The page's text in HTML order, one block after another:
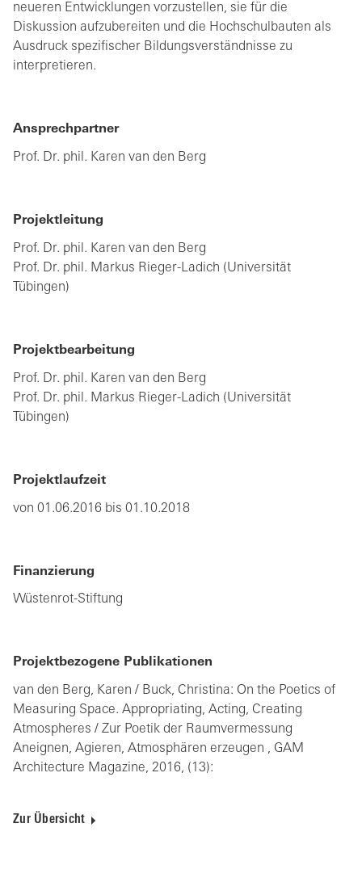
neueren Entwicklungen vorzustellen, sie für die
Diskussion aufzubereiten und die Hochschulbauten als
Ausdruck spezifischer Bildungsverständnisse zu
interpretieren.
Ansprechpartner
Prof. Dr. phil. Karen van den Berg
Projektleitung
Prof. Dr. phil. Karen van den Berg
Prof. Dr. phil. Markus Rieger-Ladich (Universität
Tübingen)
Projektbearbeitung
Prof. Dr. phil. Karen van den Berg
Prof. Dr. phil. Markus Rieger-Ladich (Universität
Tübingen)
Projektlaufzeit
von 01.06.2016 bis 01.10.2018
Finanzierung
Wüstenrot-Stiftung
Projektbezogene Publikationen
van den Berg, Karen / Buck, Christina: On the Poetics of
Measuring Space. Appropriating, Acting, Creating
Atmospheres / Zur Poetik der Raumvermessung
Aneignen, Agieren, Atmosphären erzeugen , GAM
Architecture Magazine, 2016, (13):
Zur Übersicht